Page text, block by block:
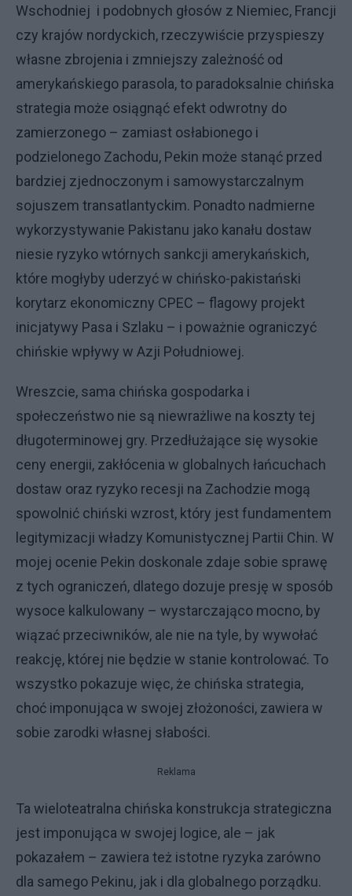
Wschodniej i podobnych głosów z Niemiec, Francji
czy krajów nordyckich, rzeczywiście przyspieszy
własne zbrojenia i zmniejszy zależność od
amerykańskiego parasola, to paradoksalnie chińska
strategia może osiągnąć efekt odwrotny do
zamierzonego – zamiast osłabionego i
podzielonego Zachodu, Pekin może stanąć przed
bardziej zjednoczonym i samowystarczalnym
sojuszem transatlantyckim. Ponadto nadmierne
wykorzystywanie Pakistanu jako kanału dostaw
niesie ryzyko wtórnych sankcji amerykańskich,
które mogłyby uderzyć w chińsko-pakistański
korytarz ekonomiczny CPEC – flagowy projekt
inicjatywy Pasa i Szlaku – i poważnie ograniczyć
chińskie wpływy w Azji Południowej.
Wreszcie, sama chińska gospodarka i
społeczeństwo nie są niewrażliwe na koszty tej
długoterminowej gry. Przedłużające się wysokie
ceny energii, zakłócenia w globalnych łańcuchach
dostaw oraz ryzyko recesji na Zachodzie mogą
spowolnić chiński wzrost, który jest fundamentem
legitymizacji władzy Komunistycznej Partii Chin. W
mojej ocenie Pekin doskonale zdaje sobie sprawę
z tych ograniczeń, dlatego dozuje presję w sposób
wysoce kalkulowany – wystarczająco mocno, by
wiązać przeciwników, ale nie na tyle, by wywołać
reakcję, której nie będzie w stanie kontrolować. To
wszystko pokazuje więc, że chińska strategia,
choć imponująca w swojej złożoności, zawiera w
sobie zarodki własnej słabości.
Reklama
Ta wieloteatralna chińska konstrukcja strategiczna
jest imponująca w swojej logice, ale – jak
pokazałem – zawiera też istotne ryzyka zarówno
dla samego Pekinu, jak i dla globalnego porządku.